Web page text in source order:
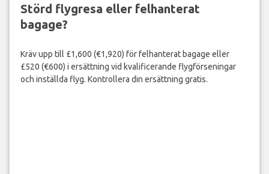
Störd flygresa eller felhanterat
bagage?
Kräv upp till £1,600 (€1,920) för felhanterat bagage eller
£520 (€600) i ersättning vid kvalificerande flygförseningar
och inställda flyg. Kontrollera din ersättning gratis.